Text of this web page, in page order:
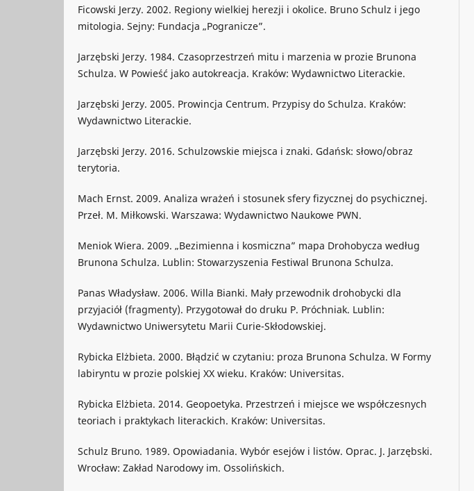
Ficowski Jerzy. 2002. Regiony wielkiej herezji i okolice. Bruno Schulz i jego
mitologia. Sejny: Fundacja „Pogranicze”.
Jarzębski Jerzy. 1984. Czasoprzestrzeń mitu i marzenia w prozie Brunona
Schulza. W Powieść jako autokreacja. Kraków: Wydawnictwo Literackie.
Jarzębski Jerzy. 2005. Prowincja Centrum. Przypisy do Schulza. Kraków:
Wydawnictwo Literackie.
Jarzębski Jerzy. 2016. Schulzowskie miejsca i znaki. Gdańsk: słowo/obraz
terytoria.
Mach Ernst. 2009. Analiza wrażeń i stosunek sfery fizycznej do psychicznej.
Przeł. M. Miłkowski. Warszawa: Wydawnictwo Naukowe PWN.
Meniok Wiera. 2009. „Bezimienna i kosmiczna” mapa Drohobycza według
Brunona Schulza. Lublin: Stowarzyszenia Festiwal Brunona Schulza.
Panas Władysław. 2006. Willa Bianki. Mały przewodnik drohobycki dla
przyjaciół (fragmenty). Przygotował do druku P. Próchniak. Lublin:
Wydawnictwo Uniwersytetu Marii Curie-Skłodowskiej.
Rybicka Elżbieta. 2000. Błądzić w czytaniu: proza Brunona Schulza. W Formy
labiryntu w prozie polskiej XX wieku. Kraków: Universitas.
Rybicka Elżbieta. 2014. Geopoetyka. Przestrzeń i miejsce we współczesnych
teoriach i praktykach literackich. Kraków: Universitas.
Schulz Bruno. 1989. Opowiadania. Wybór esejów i listów. Oprac. J. Jarzębski.
Wrocław: Zakład Narodowy im. Ossolińskich.